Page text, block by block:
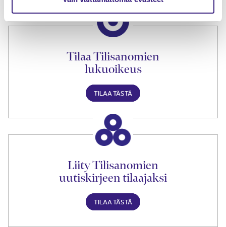
Tilaa Tilisanomien
lukuoikeus
TILAA TÄSTÄ
Liity Tilisanomien
uutiskirjeen tilaajaksi
TILAA TÄSTÄ